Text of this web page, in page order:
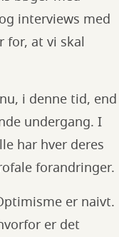
interviews med
for, at vi skal
i denne tid, end
undergang. I
har hver deres
forandringer.
er naivt.
er det